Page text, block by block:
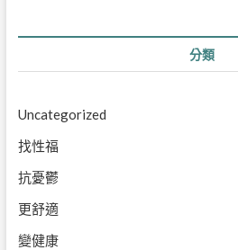
分類
Uncategorized
找性福
抗憂鬱
更舒適
變健康